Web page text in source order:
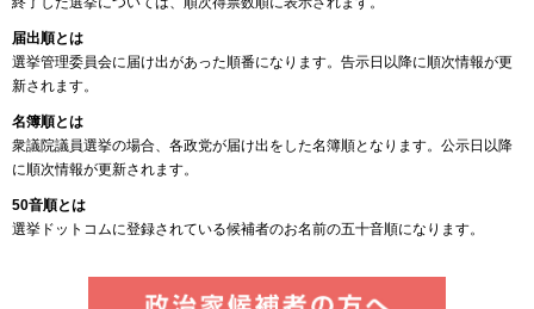
届出順とは
選挙管理委員会に届け出があった順番になります。告示日以降に順次情報が更
新されます。
名簿順とは
衆議院議員選挙の場合、各政党が届け出をした名簿順となります。公示日以降
に順次情報が更新されます。
50音順とは
選挙ドットコムに登録されている候補者のお名前の五十音順になります。